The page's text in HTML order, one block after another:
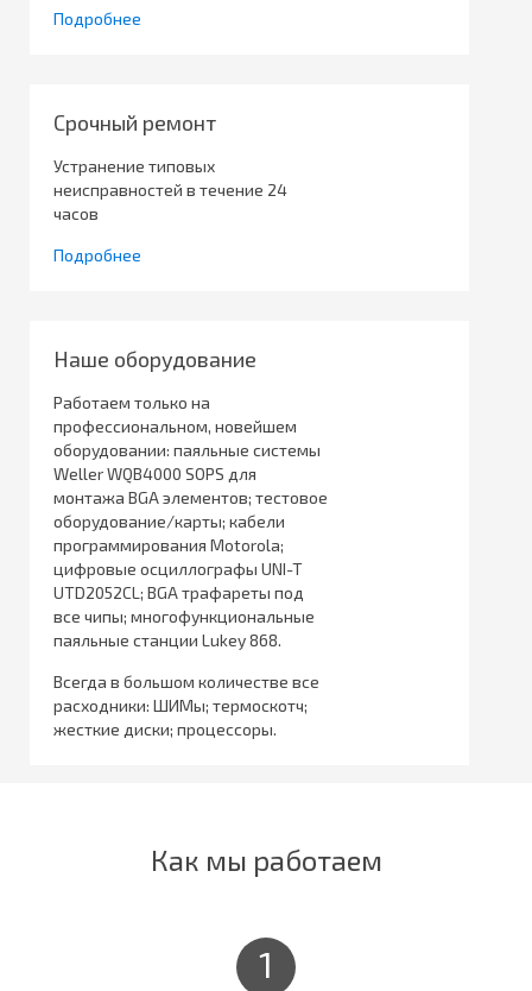
Подробнее
Срочный ремонт
Устранение типовых
неисправностей в течение 24
часов
Подробнее
Наше оборудование
Работаем только на
профессиональном, новейшем
оборудовании: паяльные системы
Weller WQB4000 SOPS для
монтажа BGA элементов; тестовое
оборудование/карты; кабели
программирования Motorola;
цифровые осциллографы UNI-T
UTD2052CL; BGA трафареты под
все чипы; многофункциональные
паяльные станции Lukey 868.
Всегда в большом количестве все
расходники: ШИМы; термоскотч;
жесткие диски; процессоры.
Как мы работаем
1